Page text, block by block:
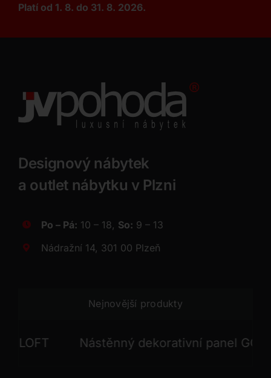
Platí od 1. 8. do 31. 8. 2026.
Designový nábytek
a outlet nábytku v Plzni
Po – Pá: 10 – 18, So: 9 – 13
Nádražní 14, 301 00 Plzeň
Nejnovější produkty
Nástěnný dekorativní panel GONG